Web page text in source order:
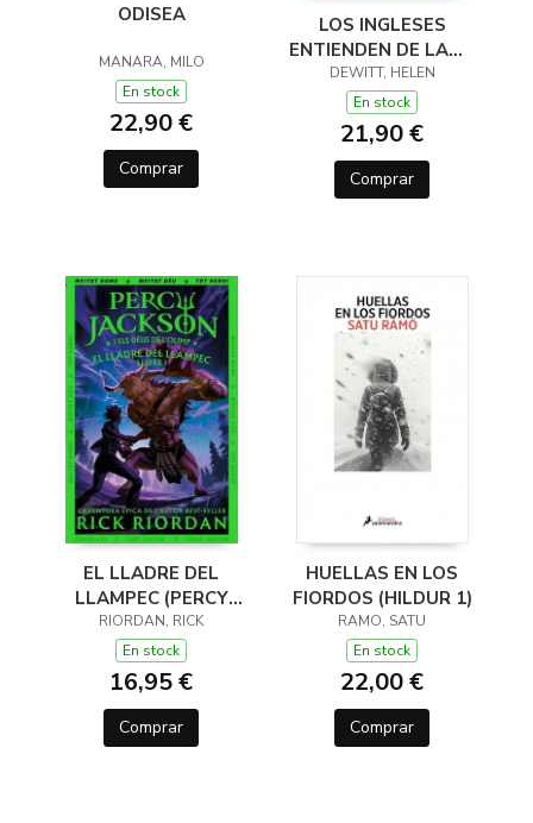
ODISEA
MANARA, MILO
En stock
22,90 €
Comprar
LOS INGLESES
ENTIENDEN DE LANA
(Y OTROS TRUCOS)
DEWITT, HELEN
En stock
21,90 €
Comprar
EL LLADRE DEL
LLAMPEC (PERCY
JACKSON I ELS DÉUS
DE L'OLIMP 1)
RIORDAN, RICK
En stock
16,95 €
Comprar
HUELLAS EN LOS
FIORDOS (HILDUR 1)
RAMO, SATU
En stock
22,00 €
Comprar